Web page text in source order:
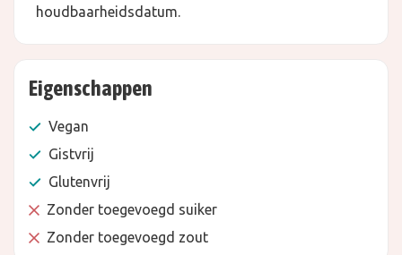
houdbaarheidsdatum.
Eigenschappen
Vegan
Gistvrij
Glutenvrij
Zonder toegevoegd suiker
Zonder toegevoegd zout